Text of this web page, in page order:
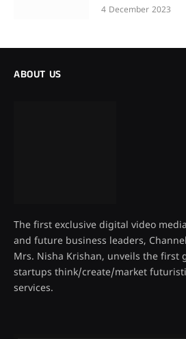
4 December 2023
ABOUT US
The first exclusive digital video
and future business leaders,
Mrs. Nisha Krishan, unveils the first
startups think/create/market
services.